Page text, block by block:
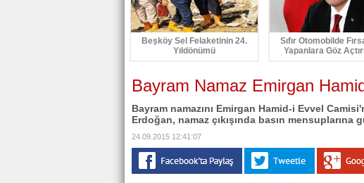
Beşköy Sel Felaketinin 24.
Yıldönümü
Sıfır Otomobilde
Yapanlara Göz
Bayram Namaz Emirgan
Bayram namazını Emirgan Hamid-i Evvel
Erdoğan, namaz çıkışında basın
24.09.2015 12:41:07